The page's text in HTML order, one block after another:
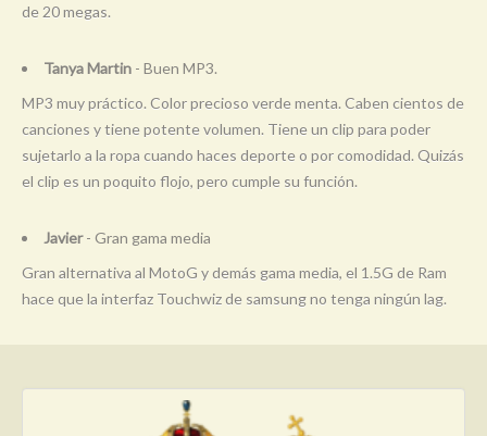
de 20 megas.
Tanya Martin - Buen MP3.
MP3 muy práctico. Color precioso verde menta. Caben cientos de
canciones y tiene potente volumen. Tiene un clip para poder
sujetarlo a la ropa cuando haces deporte o por comodidad. Quizás
el clip es un poquito flojo, pero cumple su función.
Javier- Gran gama media
Gran alternativa al MotoG y demás gama media, el 1.5G de Ram
hace que la interfaz Touchwiz de samsung no tenga ningún lag.